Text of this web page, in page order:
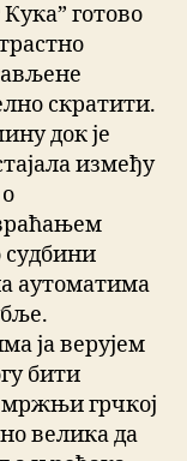
готово
скратити.
док је
између
судбини
аутоматима
ја верујем
бити
мржњи грчкој
велика да